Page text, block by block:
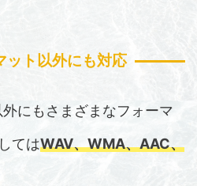
ット以外にも対応
にもさまざまなフォーマ
てはWAV、WMA、AAC、